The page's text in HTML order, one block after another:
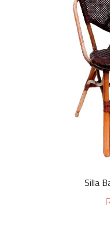
Silla